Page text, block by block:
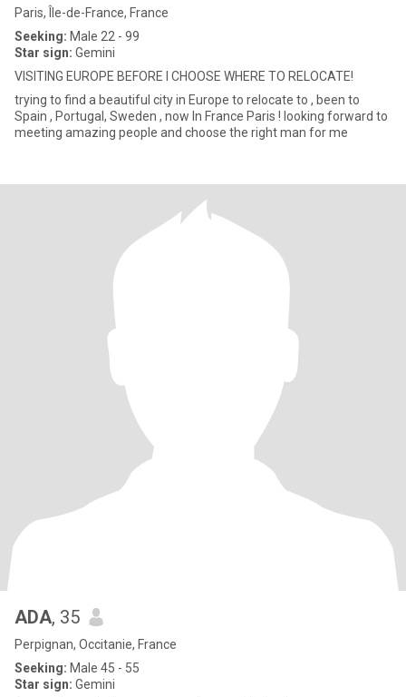
Paris, Île-de-France, France
Seeking: Male 22 - 99
Star sign: Gemini
VISITING EUROPE BEFORE I CHOOSE WHERE TO RELOCATE!
trying to find a beautiful city in Europe to relocate to , been to
Spain , Portugal, Sweden , now In France Paris ! looking forward to
meeting amazing people and choose the right man for me
ADA, 35
Perpignan, Occitanie, France
Seeking: Male 45 - 55
Star sign: Gemini